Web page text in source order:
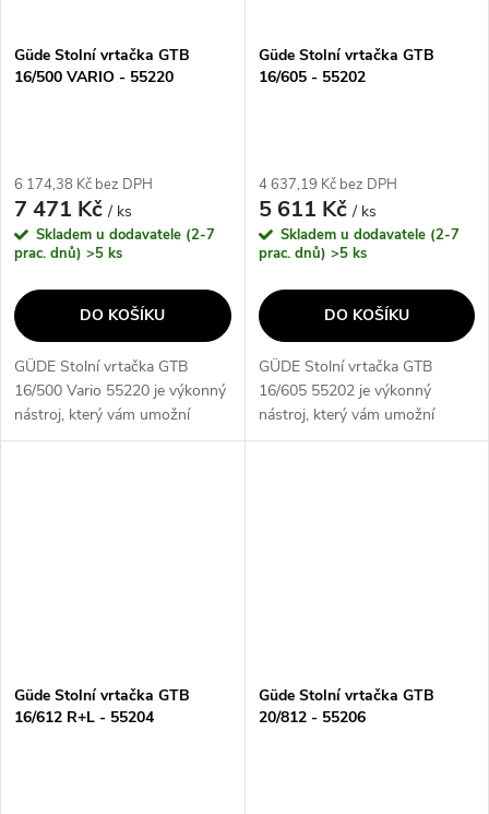
Güde Stolní vrtačka GTB
16/500 VARIO - 55220
6 174,38 Kč bez DPH
7 471 Kč/ ks
Skladem u dodavatele (2-7
prac. dnů) >5 ks
DO KOŠÍKU
GÜDE Stolní vrtačka GTB
16/500 Vario 55220 je výkonný
nástroj, který vám umožní
provádět přesné vrtání s
Güde Stolní vrtačka GTB
16/605 - 55202
4 637,19 Kč bez DPH
5 611 Kč/ ks
Skladem u dodavatele (2-7
prac. dnů) >5 ks
DO KOŠÍKU
GÜDE Stolní vrtačka GTB
16/605 55202 je výkonný
nástroj, který vám umožní
provádět přesné vrtání a
Güde Stolní vrtačka GTB
16/612 R+L - 55204
Güde Stolní vrtačka GTB
20/812 - 55206